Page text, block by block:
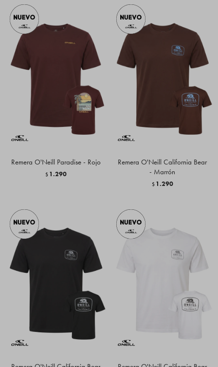
Remera O'Neill Paradise - Rojo
$ 1.290
Remera O'Neill California Bear
- Marrón
$ 1.290